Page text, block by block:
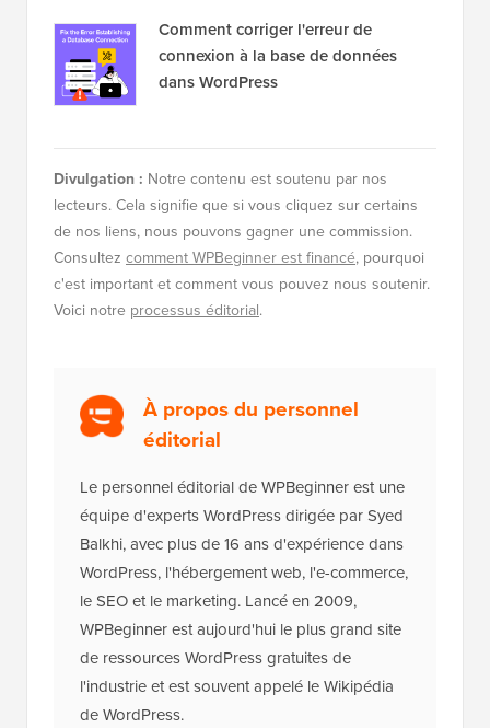
Comment corriger l'erreur de
connexion à la base de données
dans WordPress
Divulgation : Notre contenu est soutenu par nos
lecteurs. Cela signifie que si vous cliquez sur certains
de nos liens, nous pouvons gagner une commission.
Consultez comment WPBeginner est financé, pourquoi
c'est important et comment vous pouvez nous soutenir.
Voici notre processus éditorial.
À propos du personnel
éditorial
Le personnel éditorial de WPBeginner est une
équipe d'experts WordPress dirigée par Syed
Balkhi, avec plus de 16 ans d'expérience dans
WordPress, l'hébergement web, l'e-commerce,
le SEO et le marketing. Lancé en 2009,
WPBeginner est aujourd'hui le plus grand site
de ressources WordPress gratuites de
l'industrie et est souvent appelé le Wikipédia
de WordPress.